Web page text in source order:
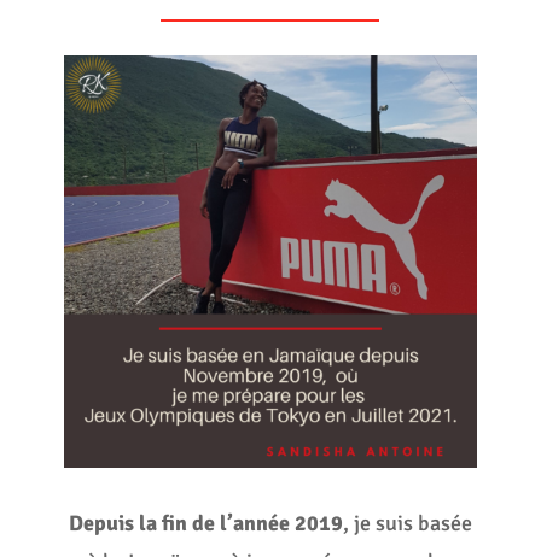
Depuis la fin de l’année 2019, je suis basée